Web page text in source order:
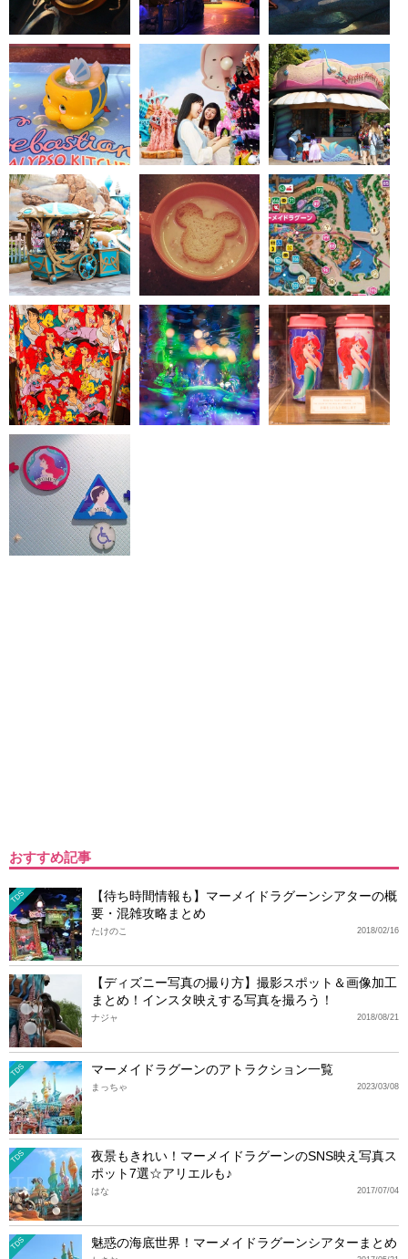
おすすめ記事
TDS
【待ち時間情報も】マーメイドラグーンシアターの概
要・混雑攻略まとめ
2018/02/16
たけのこ
【ディズニー写真の撮り方】撮影スポット＆画像加工
まとめ！インスタ映えする写真を撮ろう！
2018/08/21
ナジャ
TDS マーメイドラグーンのアトラクション一覧
2023/03/08
まっちゃ
TDS
夜景もきれい！マーメイドラグーンのSNS映え写真ス
ポット7選☆アリエルも♪
2017/07/04
はな
TDS 魅惑の海底世界！マーメイドラグーンシアターまとめ